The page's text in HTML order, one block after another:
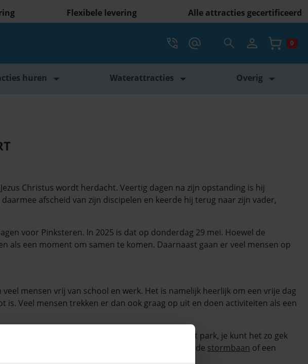
Flexibele levering Alle attracties gecertificeerd
Bel ons op 088 398 5000
mail ons info@vcompany.nl
Zoekveld openen
Account 0
huren Waterattracties Overig
Christus wordt herdacht. Veertig dagen na zijn opstanding is hij
afscheid van zijn discipelen en keerde hij terug naar zijn vader,
voor Pinksteren. In 2025 is dat op donderdag 29 mei. Hoewel de
als een moment om samen te komen. Daarnaast gaan er veel mensen op
mensen vrij van school en werk. Het is namelijk heerlijk om een vrije dag
Veel mensen trekken er dan ook graag op uit en doen activiteiten als een
hierbij aan een buurtfeest, een evenement in het park, je kunt het zo gek
Juist, een vrolijk
, een uitdagende stormbaan of een